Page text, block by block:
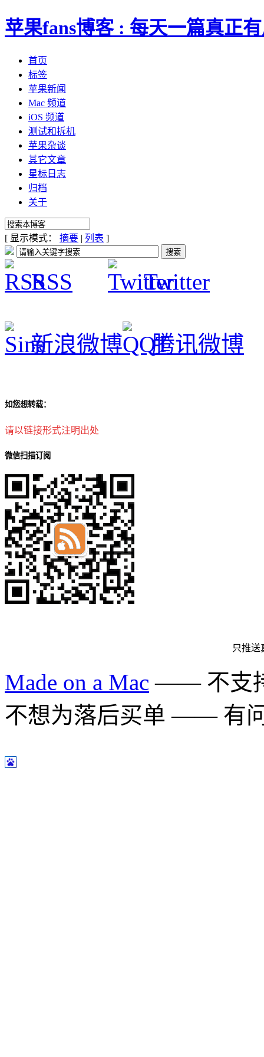
苹果fans博客 : 每天一篇真正
首页
标签
苹果新闻
Mac 频道
iOS 频道
测试和拆机
苹果杂谈
其它文章
星标日志
归档
关于
[ 显示模式： 摘要 | 列表 ]
RSS Twitter
新浪微博 腾讯微博
如您想转载：
请以链接形式注明出处
微信扫描订阅
只推送
Made on a Mac —— 不支
不想为落后买单 —— 有